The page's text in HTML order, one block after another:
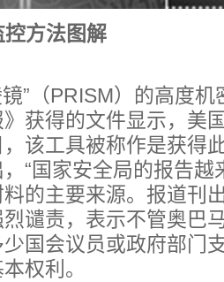
方法图解
”（PRISM）的高度机
获得的文件显示，美
该工具被称作是获得
“国家安全局的报告越
的主要来源。报道刊
谴责，表示不管奥巴
国会议员或政府部门
权利。